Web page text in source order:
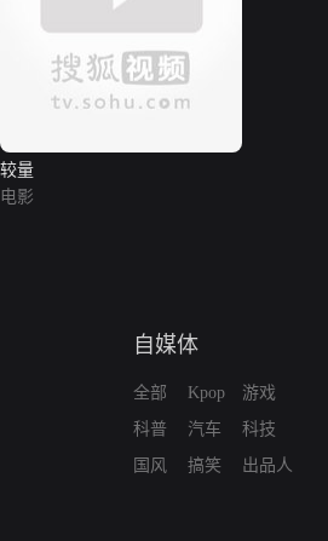
较量
电影
自媒体
全部
科普
国风
Kpop
汽车
搞笑
游戏
科技
出品人